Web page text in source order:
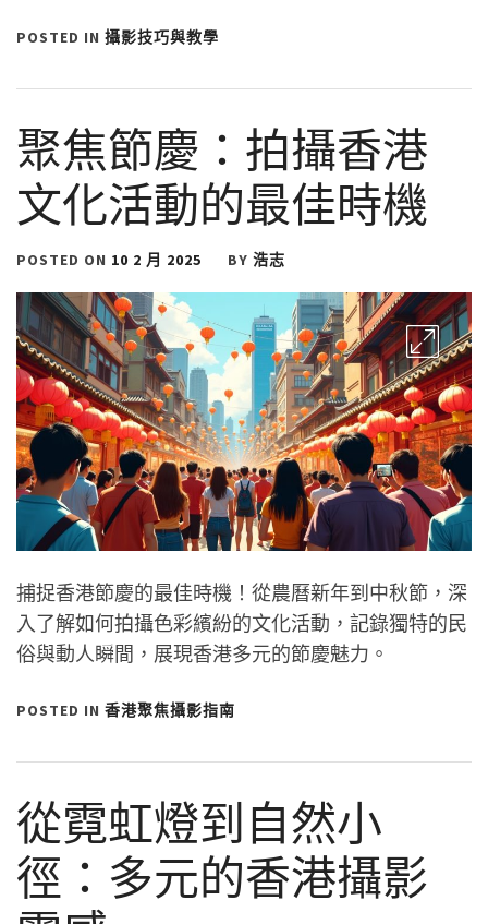
POSTED IN 攝影技巧與教學
聚焦節慶：拍攝香港
文化活動的最佳時機
POSTED ON 10 2 月 2025 BY 浩志
捕捉香港節慶的最佳時機！從農曆新年到中秋節，深
入了解如何拍攝色彩繽紛的文化活動，記錄獨特的民
俗與動人瞬間，展現香港多元的節慶魅力。
POSTED IN 香港聚焦攝影指南
從霓虹燈到自然小
徑：多元的香港攝影